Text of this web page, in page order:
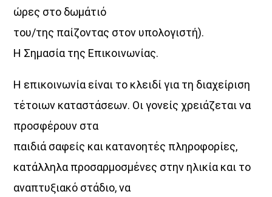
ώρες στο δωμάτιό
του/της παίζοντας στον υπολογιστή).
Η Σημασία της Επικοινωνίας.
Η επικοινωνία είναι το κλειδί για τη διαχείριση
τέτοιων καταστάσεων. Οι γονείς χρειάζεται να
προσφέρουν στα
παιδιά σαφείς και κατανοητές πληροφορίες,
κατάλληλα προσαρμοσμένες στην ηλικία και το
αναπτυξιακό στάδιο, να